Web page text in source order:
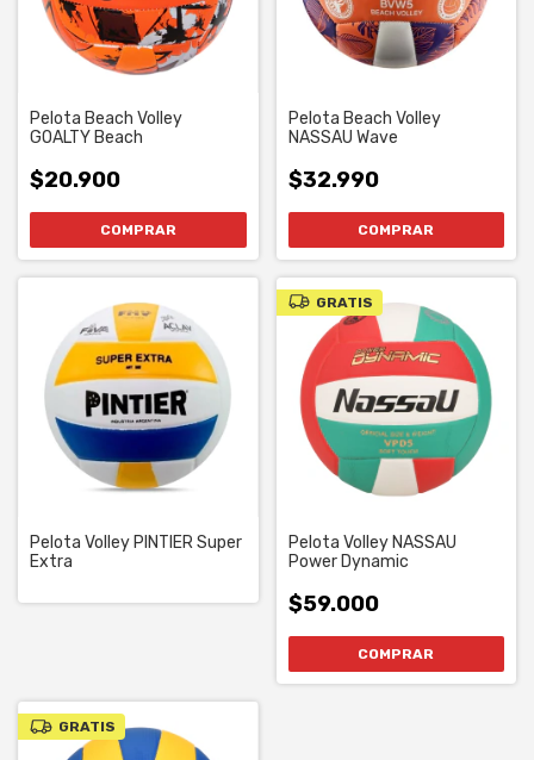
Pelota Beach Volley
GOALTY Beach
$20.900
Pelota Beach Volley
NASSAU Wave
$32.990
Pelota Volley PINTIER Super
Extra
GRATIS
Pelota Volley NASSAU
Power Dynamic
$59.000
GRATIS